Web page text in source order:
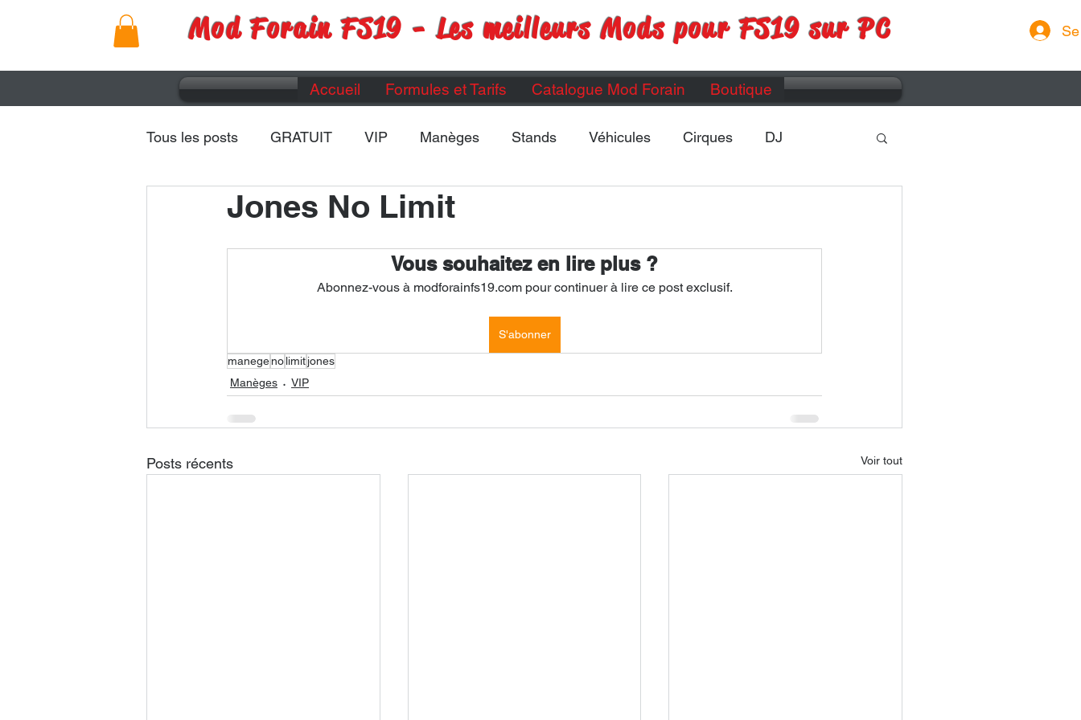
Mod Forain FS19 - Les meilleurs Mods pour FS19 sur PC
Accueil Formules et Tarifs Catalogue Mod Forain Boutique
Tous les posts GRATUIT VIP Manèges Stands Véhicules Cirques DJ
Remorques Caravanes Maps
Jones No Limit
Vous souhaitez en lire plus ?
Abonnez-vous à modforainfs19.com pour continuer à lire ce post exclusif.
S'abonner
manegenolimitjones
Manèges
VIP
Posts récents Voir tout